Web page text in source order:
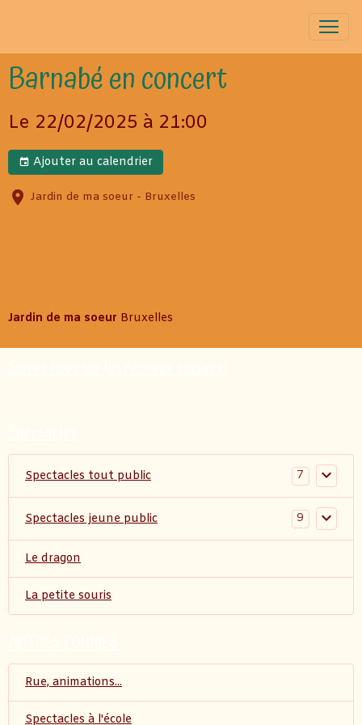
Barnabé en concert
Le 22/02/2025 à 21:00
Ajouter au calendrier
Jardin de ma soeur - Bruxelles
Jardin de ma soeur Bruxelles
Spectacles tout public 7
Spectacles jeune public 9
Le dragon
La petite souris
Rue, animations...
Spectacles à l'école